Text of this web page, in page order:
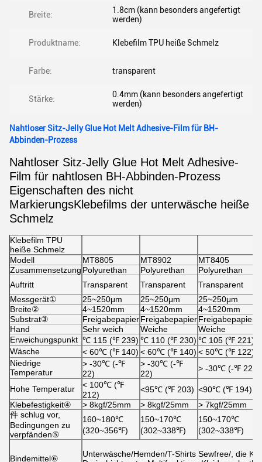
Breite:
1.8cm (kann besonders angefertigt
werden)
Produktname: Klebefilm TPU heiße Schmelz
Farbe: transparent
Stärke:
0.4mm (kann besonders angefertigt
werden)
Nahtloser Sitz-Jelly Glue Hot Melt Adhesive-Film für BH-
Abbinden-Prozess
Nahtloser Sitz-Jelly Glue Hot Melt Adhesive-
Film für nahtlosen BH-Abbinden-Prozess
Eigenschaften des nicht
MarkierungsKlebefilms der unterwäsche heiße
Schmelz
Klebefilm TPU
heiße Schmelz
Modell
MT8805 MT8902
MT8405
Zusammensetzung Polyurethan Polyurethan
Polyurethan
Auftritt
Transparent Transparent
Transparent
Messgerät①
25~250μm 25~250μm
25~250μm
Breite②
4~1520mm 4~1520mm
4~1520mm
Substrat③
FreigabepapierFreigabepapierFreigabepapier
Hand
Sehr weich Weiche
Weiche
Erweichungspunkt ℃ 115 (℉ 239) ℃ 110 (℉ 230) ℃ 105 (℉ 221)
Wäsche
˂ 60℃ (℉ 140) ˂ 60℃ (℉ 140) ˂ 50℃ (℉ 122)
Niedrige
Temperatur
˃ -30℃ (-℉
22)
˃ -30℃ (-℉
22)
˃ -30℃ (-℉ 22)
Hohe Temperatur ˂ 100℃ (℉
212)
˂95℃ (℉ 203) ˂90℃ (℉ 194)
Klebefestigkeit④
˃ 8kgf/25mm ˃ 8kgf/25mm
˃ 7kgf/25mm
件 schlug vor,
Bedingungen zu
verpfänden⑤
160~180℃
(320~356℉)
150~170℃
(302~338℉)
150~170℃
(302~338℉)
Bindemittel⑥
Unterwäsche/Hemden/T-Shirts Sewfree/, die